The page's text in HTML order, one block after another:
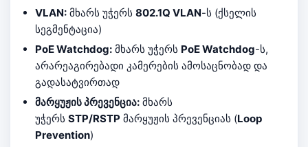
VLAN: მხარს უჭერს 802.1Q VLAN-ს (ქსელის
სეგმენტაცია)
PoE Watchdog: მხარს უჭერს PoE Watchdog-ს,
არარეაგირებადი კამერების ამოსაცნობად და
გადასატვირთად
მარყუჟის პრევენცია: მხარს
უჭერს STP/RSTP მარყუჟის პრევენციას (Loop
Prevention)